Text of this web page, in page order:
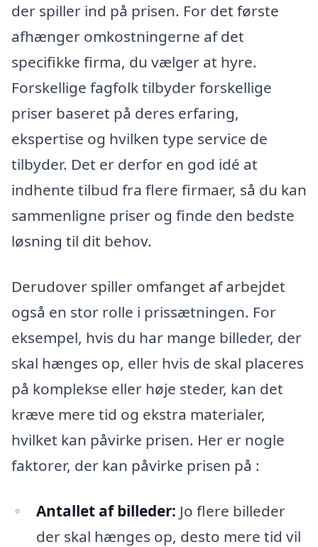
der spiller ind på prisen. For det første
afhænger omkostningerne af det
specifikke firma, du vælger at hyre.
Forskellige fagfolk tilbyder forskellige
priser baseret på deres erfaring,
ekspertise og hvilken type service de
tilbyder. Det er derfor en god idé at
indhente tilbud fra flere firmaer, så du kan
sammenligne priser og finde den bedste
løsning til dit behov.
Derudover spiller omfanget af arbejdet
også en stor rolle i prissætningen. For
eksempel, hvis du har mange billeder, der
skal hænges op, eller hvis de skal placeres
på komplekse eller høje steder, kan det
kræve mere tid og ekstra materialer,
hvilket kan påvirke prisen. Her er nogle
faktorer, der kan påvirke prisen på :
Antallet af billeder: Jo flere billeder
der skal hænges op, desto mere tid vil